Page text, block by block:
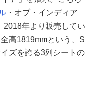
・オブ・インディア
2018年より販売してい
高1819mmという、S
ズを誇る3列シートの